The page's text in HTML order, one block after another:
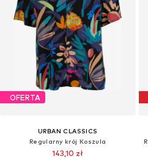
OFERTA
URBAN CLASSICS
Regularny krój Koszula
143,10 zł